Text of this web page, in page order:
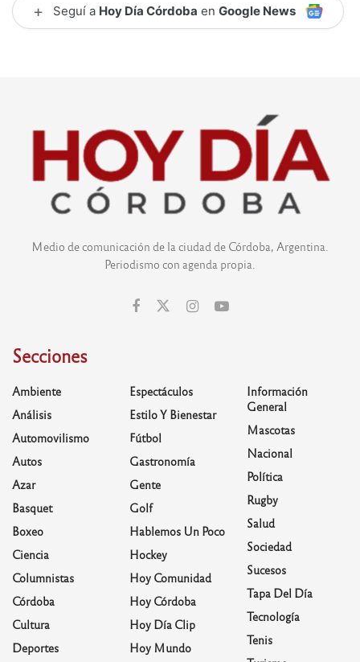
+ Seguí a Hoy Día Córdoba en Google News
Medio de comunicación de la ciudad de Córdoba, Argentina.
Periodismo con agenda propia.
Secciones
Ambiente
Análisis
Automovilismo
Autos
Azar
Basquet
Boxeo
Ciencia
Columnistas
Córdoba
Cultura
Deportes
Espectáculos
Estilo Y Bienestar
Fútbol
Gastronomía
Gente
Golf
Hablemos Un Poco
Hockey
Hoy Comunidad
Hoy Córdoba
Hoy Día Clip
Hoy Mundo
Información
General
Mascotas
Nacional
Política
Rugby
Salud
Sociedad
Sucesos
Tapa Del Día
Tecnología
Tenis